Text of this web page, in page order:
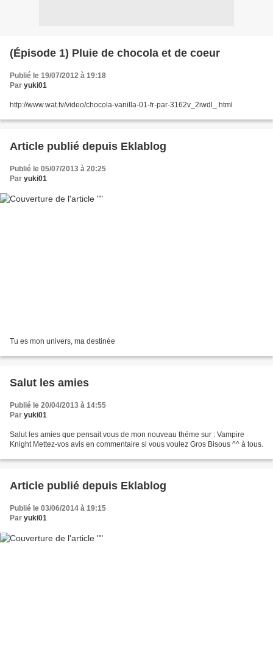
(Épisode 1) Pluie de chocola et de coeur
Publié le 19/07/2012 à 19:18
Par yuki01
http://www.wat.tv/video/chocola-vanilla-01-fr-par-3162v_2iwdl_.html
Article publié depuis Eklablog
Publié le 05/07/2013 à 20:25
Par yuki01
Tu es mon univers, ma destinée
Salut les amies
Publié le 20/04/2013 à 14:55
Par yuki01
Salut les amies que pensait vous de mon nouveau théme sur : Vampire
Knight Mettez-vos avis en commentaire si vous voulez Gros Bisous ^^ à tous.
Article publié depuis Eklablog
Publié le 03/06/2014 à 19:15
Par yuki01